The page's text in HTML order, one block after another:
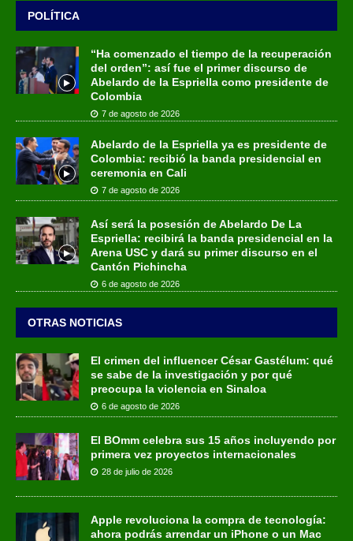
POLÍTICA
“Ha comenzado el tiempo de la recuperación
del orden”: así fue el primer discurso de
Abelardo de la Espriella como presidente de
Colombia
7 de agosto de 2026
Abelardo de la Espriella ya es presidente de
Colombia: recibió la banda presidencial en
ceremonia en Cali
7 de agosto de 2026
Así será la posesión de Abelardo De La
Espriella: recibirá la banda presidencial en la
Arena USC y dará su primer discurso en el
Cantón Pichincha
6 de agosto de 2026
OTRAS NOTICIAS
El crimen del influencer César Gastélum: qué
se sabe de la investigación y por qué
preocupa la violencia en Sinaloa
6 de agosto de 2026
El BOmm celebra sus 15 años incluyendo por
primera vez proyectos internacionales
28 de julio de 2026
Apple revoluciona la compra de tecnología:
ahora podrás arrendar un iPhone o un Mac